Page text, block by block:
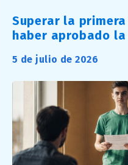
Superar la
haber aprobado
5 de julio de 2026